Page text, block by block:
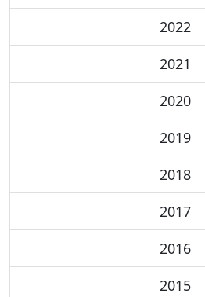
2022
2021
2020
2019
2018
2017
2016
2015